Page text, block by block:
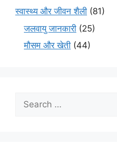
स्वास्थ्य और जीवन शैली (81)
जलवायु जानकारी (25)
मौसम और खेती (44)